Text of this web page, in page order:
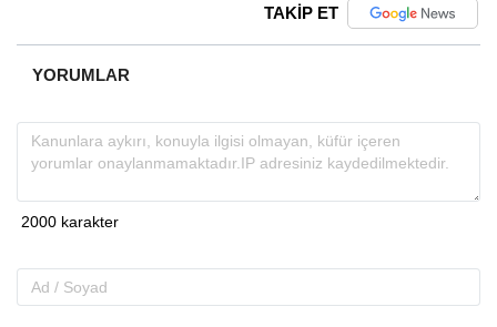
TAKİP ET
YORUMLAR